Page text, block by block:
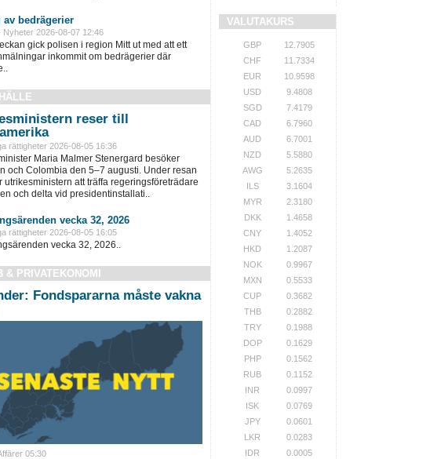
av bedrägerier
Nyheter 2026-08-07 12:46
gick polisen i region Mitt ut med att ett
inkommit om bedrägerier där
reser till
rättigheter 2026-08-05 16:36
Maria Malmer Stenergard besöker
och Colombia den 5–7 augusti. Under resan
utrikesministern att träffa regeringsföreträdare
och delta vid presidentinstallati..
vecka 32, 2026
rättigheter 2026-08-05 16:05
vecka 32, 2026..
& PRIVATEKONOMI
Fondspararna måste vakna
05:30
VALUTAKURS
GBP
12.7905
CHF
11.7334
EUR
10.9598
USD
9.4808
SGD
7.4179
CAD
6.7960
AUD
6.7001
NZD
5.5880
AWG
5.2635
ILS
3.1604
MYR
2.3180
DKK
1.4658
CNY
1.4052
HKD
1.2087
NOK
0.9967
MXN
0.5533
CUP
0.3682
THB
0.2882
TRY
0.1988
DOP
0.1629
PHP
0.1562
RUB
0.1152
INR
0.0997
ISK
0.0769
JPY
0.0601
LKR
0.0283
IDR
0.0005